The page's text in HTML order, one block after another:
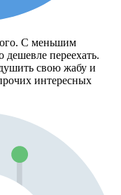
С меньшим
переехать.
свою жабу и
интересных